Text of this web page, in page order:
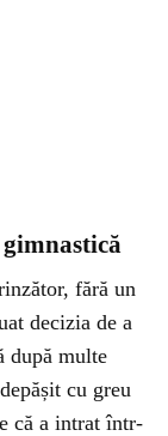
fără un
decizia de a
după multe
cu greu
că a intrat într-